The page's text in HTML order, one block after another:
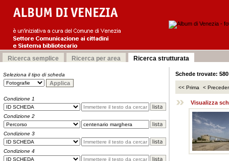
Seleziona il tipo di scheda
Condizione 1
Condizione 2
Condizione 3
Condizione 4
Schede trovate: 580